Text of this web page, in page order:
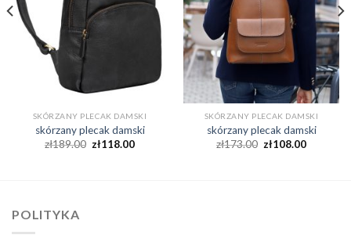
SKÓRZANY PLECAK DAMSKI
skórzany plecak damski
zł189.00 zł118.00
SKÓRZANY PLECAK DAMSKI
skórzany plecak damski
zł173.00 zł108.00
POLITYKA